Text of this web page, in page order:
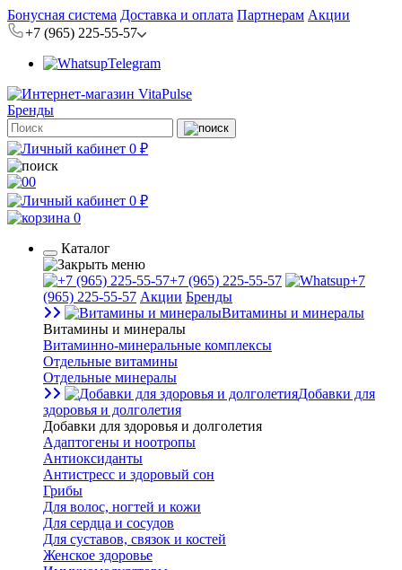
Бонусная система Доставка и оплата Партнерам Акции
+7 (965) 225-55-57
Telegram
Бренды
0 ₽
0
0 ₽
0
Каталог
+7 (965) 225-55-57
+7
(965) 225-55-57 Акции Бренды
Витамины и минералы
Витамины и минералы
Витаминно-минеральные комплексы
Отдельные витамины
Отдельные минералы
Добавки для
здоровья и долголетия
Добавки для здоровья и долголетия
Адаптогены и ноотропы
Антиоксиданты
Антистресс и здоровый сон
Грибы
Для волос, ногтей и кожи
Для сердца и сосудов
Для суставов, связок и костей
Женское здоровье